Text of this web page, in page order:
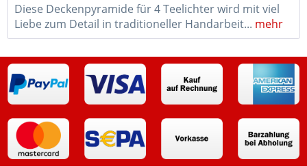
Diese Deckenpyramide für 4 Teelichter wird mit viel
Liebe zum Detail in traditioneller Handarbeit... mehr